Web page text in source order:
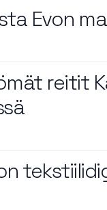
Evon
reitit